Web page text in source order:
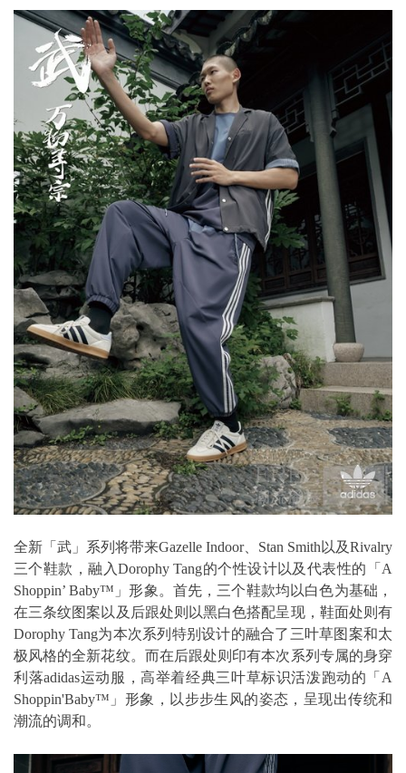
全新「武」系列将带来Gazelle Indoor、Stan Smith以及Rivalry
三个鞋款，融入Dorophy Tang的个性设计以及代表性的「A
Shoppin’ Baby™」形象。首先，三个鞋款均以白色为基础，
在三条纹图案以及后跟处则以黑白色搭配呈现，鞋面处则有
Dorophy Tang为本次系列特别设计的融合了三叶草图案和太
极风格的全新花纹。而在后跟处则印有本次系列专属的身穿
利落adidas运动服，高举着经典三叶草标识活泼跑动的「A
Shoppin'Baby™」形象，以步步生风的姿态，呈现出传统和
潮流的调和。